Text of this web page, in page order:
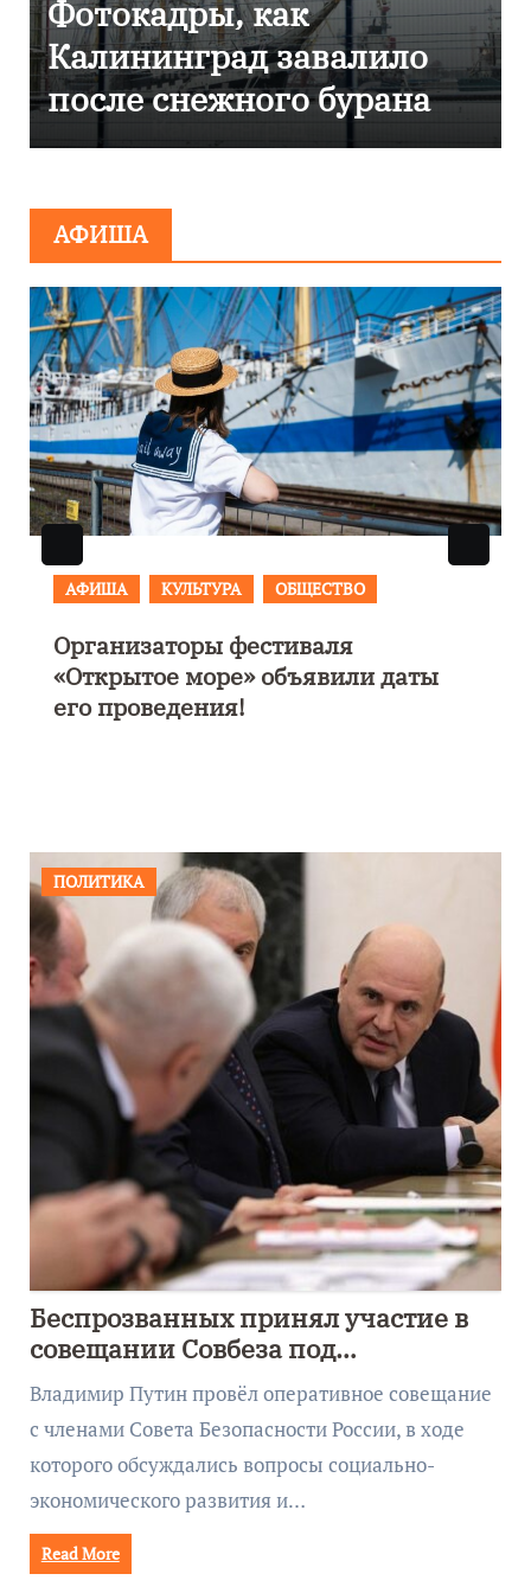
завалило
бурана
Фоторепортаж
Калининграде
эвакуировали
сообщения о
АФИША
АФИША
В Калининграде пройдет
фестиваль искусств «Зимние
каникулы на Балтике»
ПОЛИТИКА
Беспрозванных принял участие в
совещании Совбеза под
руководством Путина
Владимир Путин провёл оперативное совещание
с членами Совета Безопасности России, в ходе
которого обсуждались вопросы социально-
экономического развития и…
Read More